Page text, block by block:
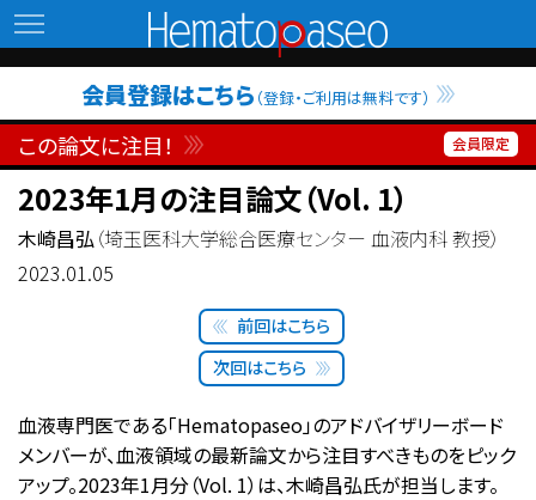
Hematopaseo
会員登録はこちら （登録・ご利用は無料です）
この論文に注目！
2023年1月の注目論文（Vol. 1）
木崎昌弘（埼玉医科大学総合医療センター 血液内科 教授）
2023.01.05
次回はこちら
前回はこちら
血液専門医である「Hematopaseo」のアドバイザリーボード
メンバーが、血液領域の最新論文から注目すべきものをピック
アップ。2023年1月分（Vol. 1）は、木崎昌弘氏が担当します。